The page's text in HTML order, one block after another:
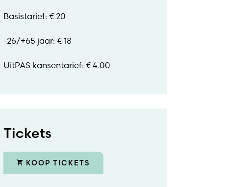
Basistarief: € 20
-26/+65 jaar: € 18
UitPAS kansentarief: € 4.00
Tickets
KOOP TICKETS